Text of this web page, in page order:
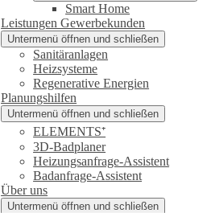
Smart Home
Leistungen Gewerbekunden
Untermenü öffnen und schließen
Sanitäranlagen
Heizsysteme
Regenerative Energien
Planungshilfen
Untermenü öffnen und schließen
ELEMENTS⁺
3D-Badplaner
Heizungsanfrage-Assistent
Badanfrage-Assistent
Über uns
Untermenü öffnen und schließen